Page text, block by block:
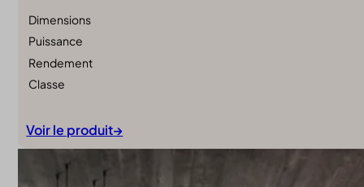
Dimensions
Puissance
Rendement
Classe
Voir le produit